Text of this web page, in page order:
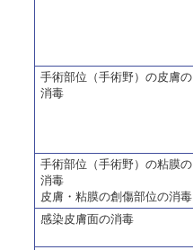
手術部位（手術野）の皮膚の
消毒
手術部位（手術野）の粘膜の
消毒
皮膚・粘膜の創傷部位の消毒
感染皮膚面の消毒